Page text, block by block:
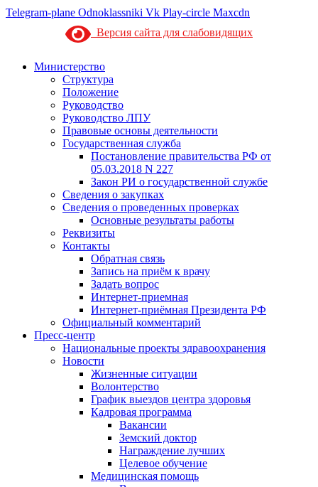
Telegram-plane Odnoklassniki Vk Play-circle Maxcdn
Версия сайта для слабовидящих
Министерство
Структура
Положение
Руководство
Руководство ЛПУ
Правовые основы деятельности
Государственная служба
Постановление правительства РФ от
05.03.2018 N 227
Закон РИ о государственной службе
Сведения о закупках
Сведения о проведенных проверках
Основные результаты работы
Реквизиты
Контакты
Обратная связь
Запись на приём к врачу
Задать вопрос
Интернет-приемная
Интернет-приёмная Президента РФ
Официальный комментарий
Пресс-центр
Национальные проекты здравоохранения
Новости
Жизненные ситуации
Волонтерство
График выездов центра здоровья
Кадровая программа
Вакансии
Земский доктор
Награждение лучших
Целевое обучение
Медицинская помощь